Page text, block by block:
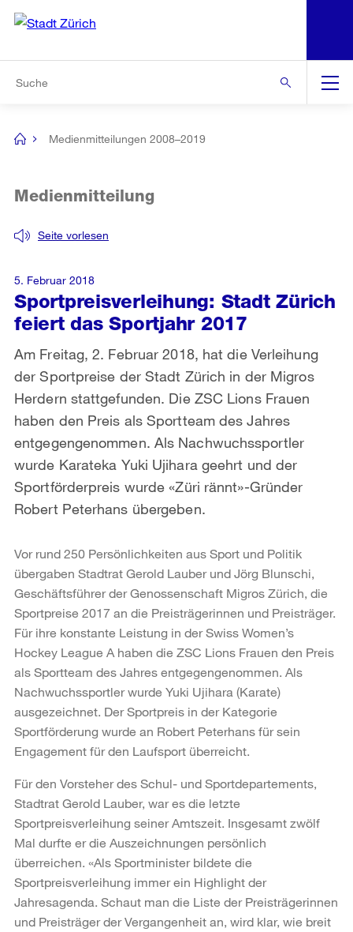
Navigation
[no
Medienmitteilungen 2008–2019
Sportpreisverleihung: Stadt Zürich
feiert das Sportjahr 2017
Seite vorlesen
Medienmitteilung
Am Freitag, 2. Februar 2018, hat die Verleihung
der Sportpreise der Stadt Zürich in der Migros
Herdern stattgefunden. Die ZSC Lions Frauen
haben den Preis als Sportteam des Jahres
entgegengenommen. Als Nachwuchssportler
wurde Karateka Yuki Ujihara geehrt und der
Sportförderpreis wurde «Züri rännt»-Gründer
Robert Peterhans übergeben.
5. Februar 2018
Vor rund 250 Persönlichkeiten aus Sport und Politik
übergaben Stadtrat Gerold Lauber und Jörg Blunschi,
Geschäftsführer der Genossenschaft Migros Zürich, die
Sportpreise 2017 an die Preisträgerinnen und Preisträger.
Für ihre konstante Leistung in der Swiss Women’s
Hockey League A haben die ZSC Lions Frauen den Preis
als Sportteam des Jahres entgegengenommen. Als
Nachwuchssportler wurde Yuki Ujihara (Karate)
ausgezeichnet. Der Sportpreis in der Kategorie
Sportförderung wurde an Robert Peterhans für sein
Engagement für den Laufsport überreicht.
Für den Vorsteher des Schul- und Sportdepartements,
Stadtrat Gerold Lauber, war es die letzte
Sportpreisverleihung seiner Amtszeit. Insgesamt zwölf
Mal durfte er die Auszeichnungen persönlich
überreichen. «Als Sportminister bildete die
Sportpreisverleihung immer ein Highlight der
Jahresagenda. Schaut man die Liste der Preisträgerinnen
und Preisträger der Vergangenheit an, wird klar, wie breit